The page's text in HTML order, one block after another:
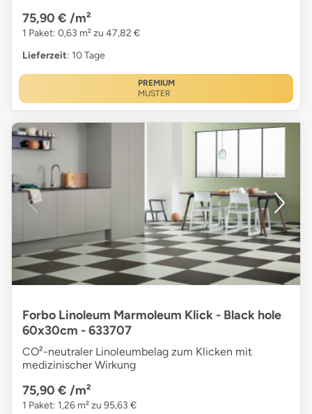
75,90 € /m²
1 Paket: 0,63 m² zu 47,82 €
Lieferzeit: 10 Tage
PREMIUM
MUSTER
Forbo Linoleum Marmoleum Klick - Black hole
60x30cm - 633707
CO²-neutraler Linoleumbelag zum Klicken mit
medizinischer Wirkung
75,90 € /m²
1 Paket: 1,26 m² zu 95,63 €